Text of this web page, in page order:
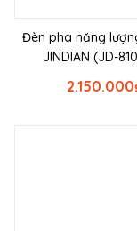
Đèn pha năng
JINDIAN (JD-
2.150.000